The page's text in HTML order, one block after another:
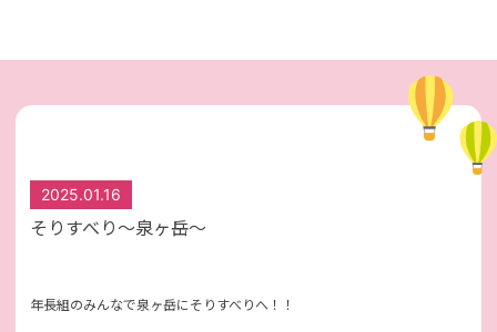
2025.01.16
そりすべり～泉ヶ岳～
年長組のみんなで泉ヶ岳にそりすべりへ！！